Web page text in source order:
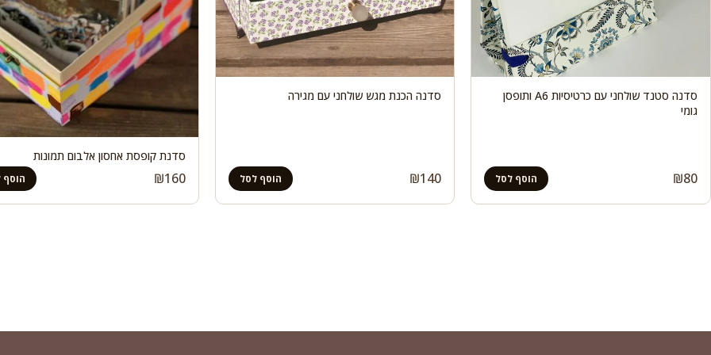
סדנה סטנד שולחני עם כרטיסיות A6 ותופסן
גומי
₪80 הוסף לסל
סדנה הכנת מגש שולחני עם מגירה
₪140 הוסף לסל
סדנת קופסת אחסון אלבום תמונות
₪160 הוסף